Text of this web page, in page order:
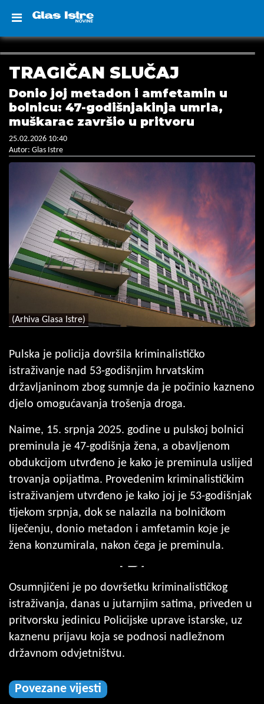
TRAGIČAN SLUČAJ
Donio joj metadon i amfetamin u
bolnicu: 47-godišnjakinja umrla,
muškarac završio u pritvoru
25.02.2026 10:40
Autor: Glas Istre
(Arhiva Glasa Istre)
Pulska je policija dovršila kriminalističko
istraživanje nad 53-godišnjim hrvatskim
državljaninom zbog sumnje da je počinio kazneno
djelo omogućavanja trošenja droga.
Naime, 15. srpnja 2025. godine u pulskoj bolnici
preminula je 47-godišnja žena, a obavljenom
obdukcijom utvrđeno je kako je preminula uslijed
trovanja opijatima. Provedenim kriminalističkim
istraživanjem utvrđeno je kako joj je 53-godišnjak
tijekom srpnja, dok se nalazila na bolničkom
liječenju, donio metadon i amfetamin koje je
žena konzumirala, nakon čega je preminula.
Osumnjičeni je po dovršetku kriminalističkog
istraživanja, danas u jutarnjim satima, priveden u
pritvorsku jedinicu Policijske uprave istarske, uz
kaznenu prijavu koja se podnosi nadležnom
državnom odvjetništvu.
Povezane vijesti